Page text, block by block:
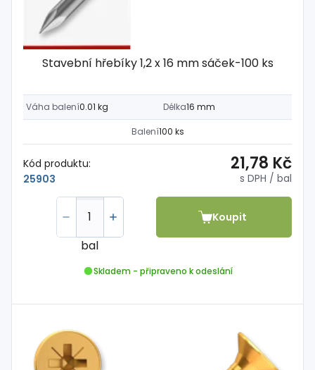
Stavební hřebíky 1,2 x 16 mm sáček-100 ks
Váha balení0.01 kg Délka16 mm
Balení100 ks
Kód produktu:
25903
21,78 Kč
s DPH / bal
bal
Koupit
Skladem - připraveno k odeslání